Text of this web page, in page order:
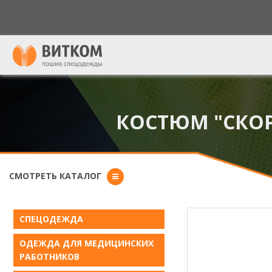
КОСТЮМ
СМОТРЕТЬ КАТАЛОГ
СПЕЦОДЕЖДА
ОДЕЖДА ДЛЯ МЕДИЦИНСКИХ
РАБОТНИКОВ